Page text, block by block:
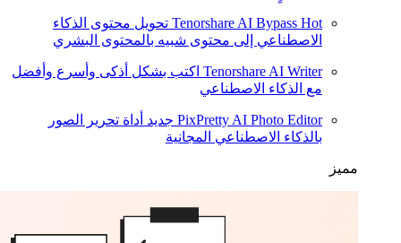
Tenorshare AI Bypass Hot
تحويل محتوى الذكاء
الاصطناعي إلى محتوى شبيه بالمحتوى البشري
Tenorshare AI Writer اكتب بشكل أذكى وأسرع وأفضل
مع الذكاء الاصطناعي
PixPretty AI Photo Editor جديد أداة تحرير الصور
بالذكاء الاصطناعي المجانية
مميز